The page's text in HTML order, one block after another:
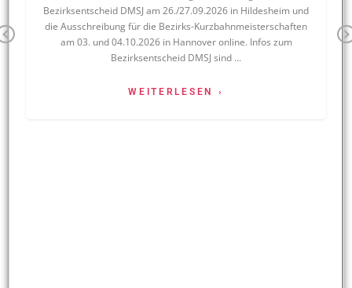
Previous
Bezirksentscheid DMSJ am 26./27.09.2026 in Hildesheim und
die Ausschreibung für die Bezirks-Kurzbahnmeisterschaften
am 03. und 04.10.2026 in Hannover online. Infos zum
Bezirksentscheid DMSJ sind ...
WEITERLESEN